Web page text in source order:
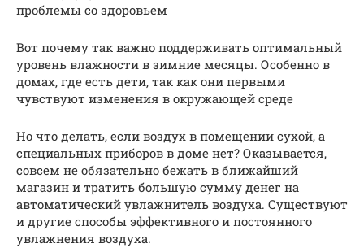
проблемы со здоровьем
Вот почему так важно поддерживать оптимальный
уровень влажности в зимние месяцы. Особенно в
домах, где есть дети, так как они первыми
чувствуют изменения в окружающей среде
Но что делать, если воздух в помещении сухой, а
специальных приборов в доме нет? Оказывается,
совсем не обязательно бежать в ближайший
магазин и тратить большую сумму денег на
автоматический увлажнитель воздуха. Существуют
и другие способы эффективного и постоянного
увлажнения воздуха.